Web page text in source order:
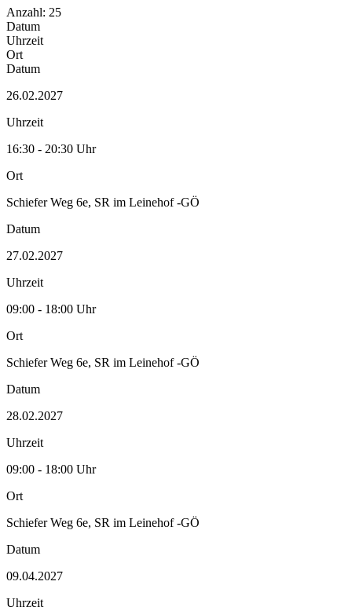
Anzahl: 25
Datum
Uhrzeit
Ort
Datum
26.02.2027
Uhrzeit
16:30 - 20:30 Uhr
Ort
Schiefer Weg 6e, SR im Leinehof -GÖ
Datum
27.02.2027
Uhrzeit
09:00 - 18:00 Uhr
Ort
Schiefer Weg 6e, SR im Leinehof -GÖ
Datum
28.02.2027
Uhrzeit
09:00 - 18:00 Uhr
Ort
Schiefer Weg 6e, SR im Leinehof -GÖ
Datum
09.04.2027
Uhrzeit